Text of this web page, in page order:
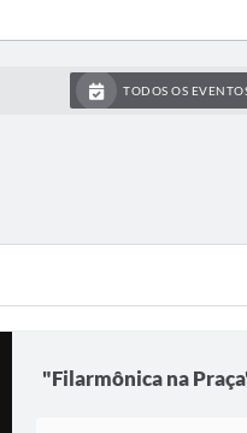
TODOS OS
"Filarmônica na